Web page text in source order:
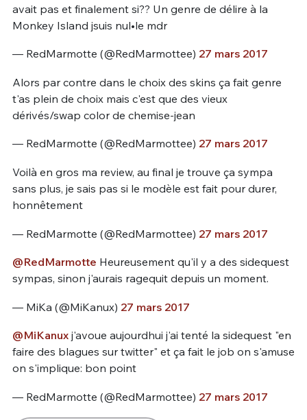
avait pas et finalement si?? Un genre de délire à la
Monkey Island jsuis nul•le mdr
— RedMarmotte (@RedMarmottee) 27 mars 2017
Alors par contre dans le choix des skins ça fait genre
t'as plein de choix mais c'est que des vieux
dérivés/swap color de chemise-jean
— RedMarmotte (@RedMarmottee) 27 mars 2017
Voilà en gros ma review, au final je trouve ça sympa
sans plus, je sais pas si le modèle est fait pour durer,
honnêtement
— RedMarmotte (@RedMarmottee) 27 mars 2017
@RedMarmotte Heureusement qu'il y a des sidequest
sympas, sinon j'aurais ragequit depuis un moment.
— MiKa (@MiKanux) 27 mars 2017
@MiKanuxj'avoue aujourdhui j'ai tenté la sidequest "en
faire des blagues sur twitter" et ça fait le job on s'amuse
on s'implique: bon point
— RedMarmotte (@RedMarmottee) 27 mars 2017